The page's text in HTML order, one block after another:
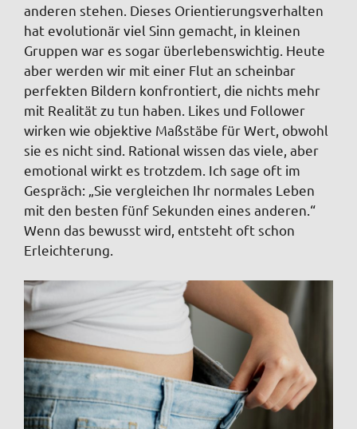
anderen stehen. Dieses Orientierungsverhalten
hat evolutionär viel Sinn gemacht, in kleinen
Gruppen war es sogar überlebenswichtig. Heute
aber werden wir mit einer Flut an scheinbar
perfekten Bildern konfrontiert, die nichts mehr
mit Realität zu tun haben. Likes und Follower
wirken wie objektive Maßstäbe für Wert, obwohl
sie es nicht sind. Rational wissen das viele, aber
emotional wirkt es trotzdem. Ich sage oft im
Gespräch: „Sie vergleichen Ihr normales Leben
mit den besten fünf Sekunden eines anderen.“
Wenn das bewusst wird, entsteht oft schon
Erleichterung.